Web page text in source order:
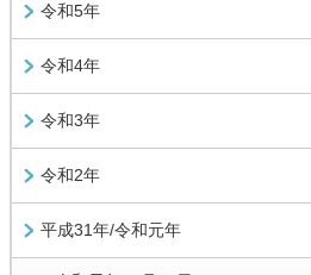
令和5年
令和4年
令和3年
令和2年
平成31年/令和元年